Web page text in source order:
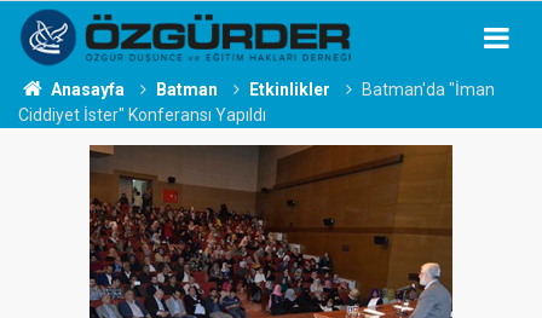
Anasayfa Batman Etkinlikler
Batman'da "İman
Ciddiyet İster" Konferansı Yapıldı